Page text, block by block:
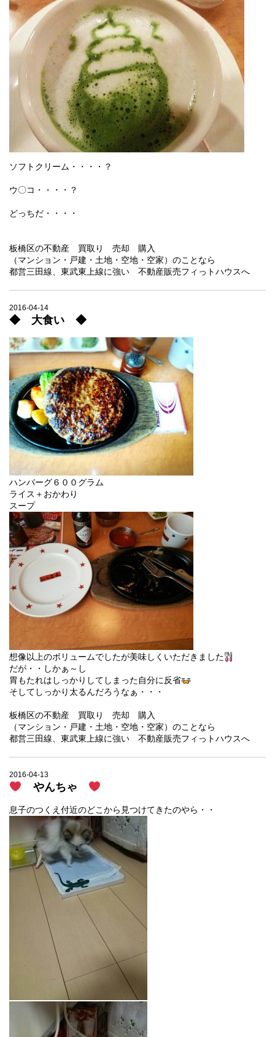
ソフトクリーム・・・・？
ウ〇コ・・・・？
どっちだ・・・・
板橋区の不動産 買取り 売却 購入
（マンション・戸建・土地・空地・空家）のことなら
都営三田線、東武東上線に強い 不動産販売フィっトハウスへ
2016-04-14
◆ 大食い ◆
ハンバーグ６００グラム
ライス＋おかわり
スープ
想像以上のボリュームでしたが美味しくいただきました
だが・・しかぁ～し
胃もたれはしっかりしてしまった自分に反省
そしてしっかり太るんだろうなぁ・・・
板橋区の不動産 買取り 売却 購入
（マンション・戸建・土地・空地・空家）のことなら
都営三田線、東武東上線に強い 不動産販売フィっトハウスへ
2016-04-13
やんちゃ
息子のつくえ付近のどこから見つけてきたのやら・・